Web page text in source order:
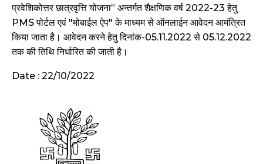
प्रवेशिकोत्तर छात्रवृत्ति योजना” अन्तर्गत शैक्षणिक वर्ष 2022-23 हेतु
PMS पोर्टल एवं "मोबाईल ऐप" के माध्यम से ऑनलाईन आवेदन आमंत्रित
किया जाता है। आवेदन करने हेतु दिनांक-05.11.2022 से 05.12.2022
तक की तिथि निर्धारित की जाती है।
Date : 22/10/2022